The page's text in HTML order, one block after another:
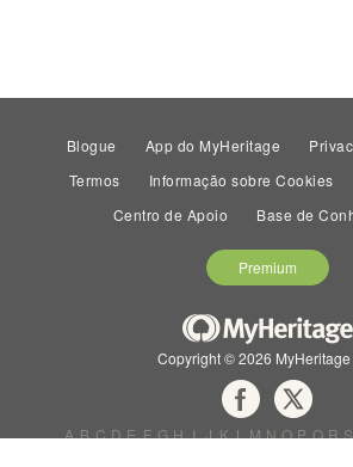
Blogue App do MyHeritage
Termos Informação sobre Cookies
Centro de Apoio
Base de
Premium
Copyright © 2026 MyHeritage
A B C D E F G H I J K L M N O P Q R S